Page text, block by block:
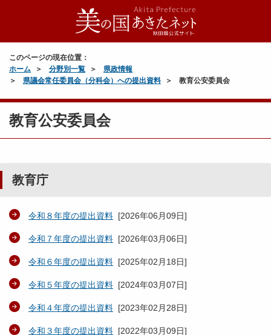
このページの現在位置：
ホーム
分野別一覧
県政情報
県議会常任委員会（分科会）への提出資料
教育公安委員会
教育公安委員会
教育庁
令和８年度の提出資料 [2026年06月09日]
令和７年度の提出資料 [2026年03月06日]
令和６年度の提出資料 [2025年02月18日]
令和５年度の提出資料 [2024年03月07日]
令和４年度の提出資料 [2023年02月28日]
令和３年度の提出資料 [2022年03月09日]